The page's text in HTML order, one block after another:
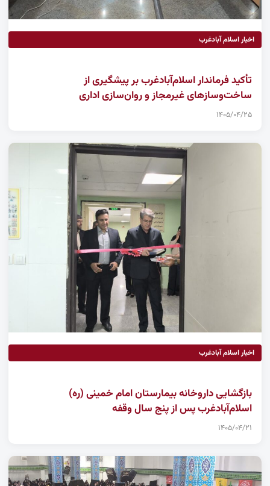
اخبار اسلام آبادغرب
تأکید فرماندار اسلام‌آبادغرب بر پیشگیری از
ساخت‌وسازهای غیرمجاز و روان‌سازی اداری
۱۴۰۵/۰۴/۲۵
اخبار اسلام آبادغرب
بازگشایی داروخانه بیمارستان امام خمینی (ره)
اسلام‌آبادغرب پس از پنج سال وقفه
۱۴۰۵/۰۴/۲۱